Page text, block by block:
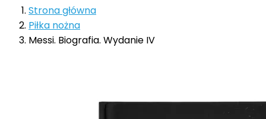
Strona główna
Piłka nożna
Messi. Biografia. Wydanie IV